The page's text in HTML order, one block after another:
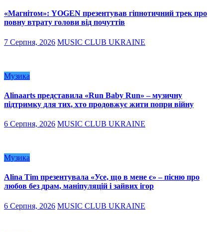
«Магнітом»: YOGEN презентував гіпнотичний трек про
повну втрату голови від почуттів
7 Серпня, 2026 MUSIC CLUB UKRAINE
Музика
Alinaarts представила «Run Baby Run» – музичну
підтримку для тих, хто продовжує жити попри війну
6 Серпня, 2026 MUSIC CLUB UKRAINE
Музика
Alina Tim презентувала «Усе, що в мене є» – пісню про
любов без драм, маніпуляцій і зайвих ігор
6 Серпня, 2026 MUSIC CLUB UKRAINE